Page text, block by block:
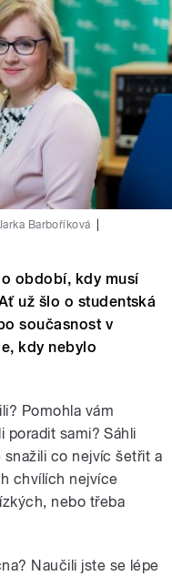
Barboříková
období, kdy musí
už šlo o studentská
současnost v
kdy nebylo
Pomohla vám
poradit sami? Sáhli
co nejvíc šetřit a
chvílích nejvíce
nebo třeba
Naučili jste se lépe